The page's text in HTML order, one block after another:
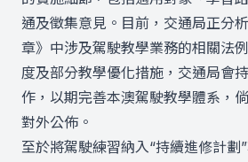
通及徵集意見。目前，交通局正分
章》中涉及駕駛教學業務的相關法
度及部分教學優化措施，交通局會
作，以期完善本澳駕駛教學體系，
對外公佈。
至於將駕駛練習納入“持續進修計劃